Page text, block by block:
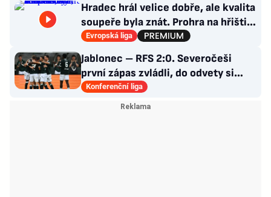
Hradec hrál velice dobře, ale kvalita
soupeře byla znát. Prohra na hřišti,
výhra v hledišti
Evropská liga
Jablonec – RFS 2:0. Severočeši
první zápas zvládli, do odvety si
vezou nadějný náskok
Konferenční liga